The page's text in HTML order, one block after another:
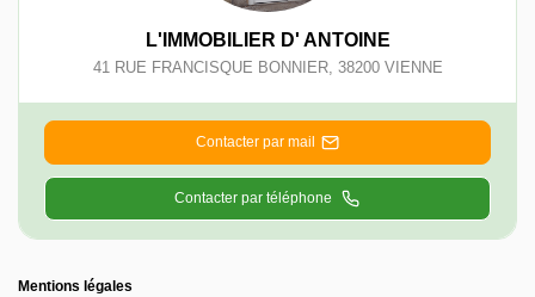
L'IMMOBILIER D' ANTOINE
41 RUE FRANCISQUE BONNIER, 38200 VIENNE
Contacter par mail
Contacter par téléphone
Mentions légales